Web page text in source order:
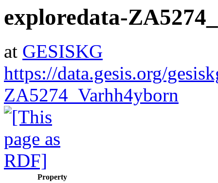
exploredata-
at GESISKG
https://data.gesis.org/
ZA5274_Varhh4yborn
Property